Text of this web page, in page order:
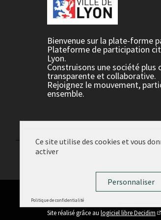
Bienvenue sur la plate-forme
Plateforme de participation
Lyon.
Construisons une société plus
transparente et collaborative.
Rejoignez le mouvement,
ensemble.
(Lien externe)
Site réalisé grâce au logiciel libre Decidim
Ce site utilise des cookies et vous
activer
Personnaliser
Politique de confidentialité